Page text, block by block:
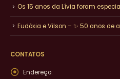
Os 15 anos da Lívia foram
Eudóxia e Vilson – ✨ 50 anos de
CONTATOS
Endereço: